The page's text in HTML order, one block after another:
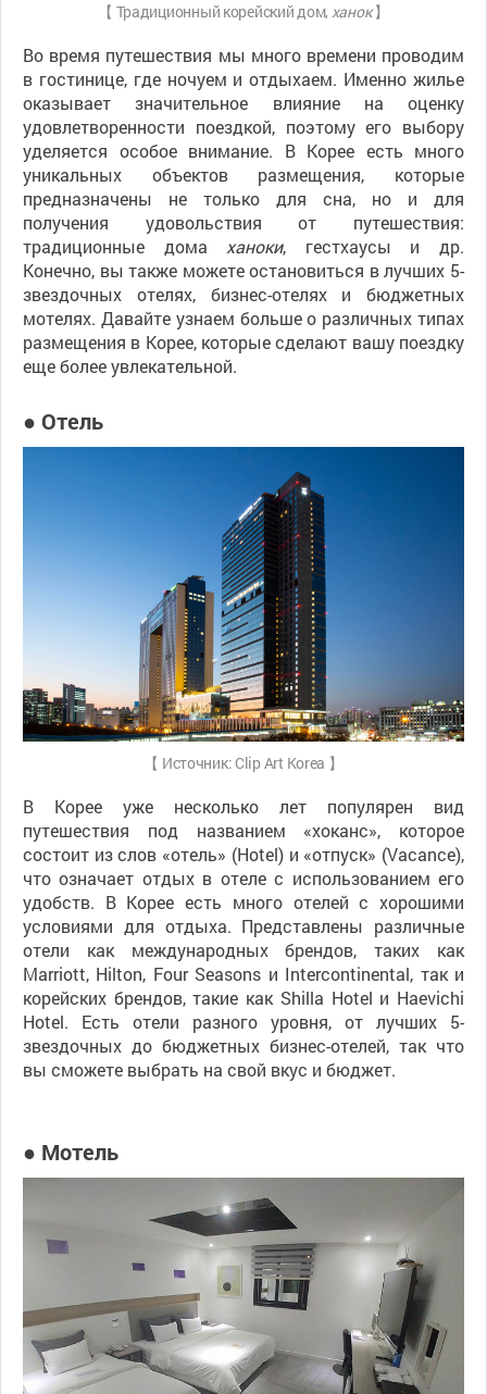
【 Традиционный корейский дом, ханок】
Во время путешествия мы много времени проводим
в гостинице, где ночуем и отдыхаем. Именно жилье
оказывает значительное влияние на оценку
удовлетворенности поездкой, поэтому его выбору
уделяется особое внимание. В Корее есть много
уникальных объектов размещения, которые
предназначены не только для сна, но и для
получения удовольствия от путешествия:
традиционные домаханоки, гестхаусы и др.
Конечно, вы также можете остановиться в лучших 5-
звездочных отелях, бизнес-отелях и бюджетных
мотелях. Давайте узнаем больше о различных типах
размещения в Корее, которые сделают вашу поездку
еще более увлекательной.
● Отель
【 Источник: Clip Art Korea 】
В Корее уже несколько лет популярен вид
путешествия под названием «хоканс», которое
состоит из слов «отель» (Hotel) и «отпуск» (Vacance),
что означает отдых в отеле с использованием его
удобств. В Корее есть много отелей с хорошими
условиями для отдыха. Представлены различные
отели как международных брендов, таких как
Marriott, Hilton, Four Seasons и Intercontinental, так и
корейских брендов, такие как Shilla Hotel и Haevichi
Hotel. Есть отели разного уровня, от лучших 5-
звездочных до бюджетных бизнес-отелей, так что
вы сможете выбрать на свой вкус и бюджет.
● Мотель